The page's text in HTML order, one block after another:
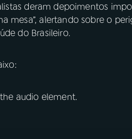
deram depoimentos
mesa”, alertando sobre o
do Brasileiro.
audio element.